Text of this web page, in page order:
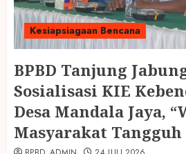
Kesiapsiagaan Bencana
BPBD Tanjung
Sosialisasi KIE
Desa Mandala Jaya,
Masyarakat Tangguh